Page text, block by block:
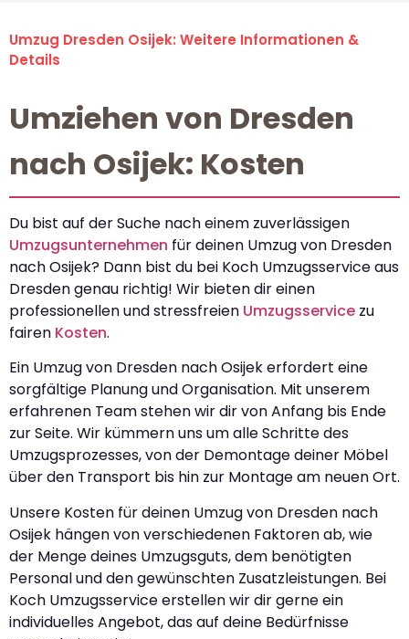
Umzug Dresden Osijek: Weitere Informationen &
Details
Umziehen von Dresden
nach Osijek: Kosten
Du bist auf der Suche nach einem zuverlässigen
Umzugsunternehmen für deinen Umzug von Dresden
nach Osijek? Dann bist du bei Koch Umzugsservice aus
Dresden genau richtig! Wir bieten dir einen
professionellen und stressfreien Umzugsservice zu
fairen Kosten.
Ein Umzug von Dresden nach Osijek erfordert eine
sorgfältige Planung und Organisation. Mit unserem
erfahrenen Team stehen wir dir von Anfang bis Ende
zur Seite. Wir kümmern uns um alle Schritte des
Umzugsprozesses, von der Demontage deiner Möbel
über den Transport bis hin zur Montage am neuen Ort.
Unsere Kosten für deinen Umzug von Dresden nach
Osijek hängen von verschiedenen Faktoren ab, wie
der Menge deines Umzugsguts, dem benötigten
Personal und den gewünschten Zusatzleistungen. Bei
Koch Umzugsservice erstellen wir dir gerne ein
individuelles Angebot, das auf deine Bedürfnisse